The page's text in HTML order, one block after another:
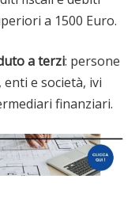
a 1500 Euro.
a terzi: persone
e società, ivi
finanziari.